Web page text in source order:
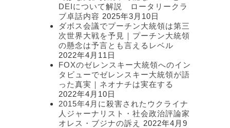
DEIについて解説 ロータリークラ
ブ卓話内容 2025年3月10日
ダボス会議でプーチン大統領は第三
次世界大戦を予見｜プーチン大統領
の懸念は予言とも言えるレベル
2022年4月11日
FOXのゼレンスキー大統領へのイン
タビューでゼレンスキー大統領が語
った真実｜ネオナチは実在する
2022年4月10日
2015年4月に殺害されたウクライナ
人ジャーナリスト・社会政治評論家
オレス・ブジナの訴え
2022年4月9